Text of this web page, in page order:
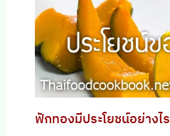
ฟักทองมีประโยชน์อย่างไร